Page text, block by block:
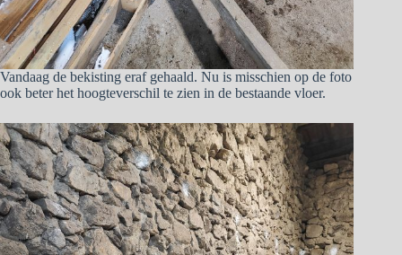
Vandaag de bekisting eraf gehaald. Nu is misschien op de foto
ook beter het hoogteverschil te zien in de bestaande vloer.